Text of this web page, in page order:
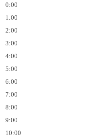
0:00
1:00
2:00
3:00
4:00
5:00
6:00
7:00
8:00
9:00
10:00